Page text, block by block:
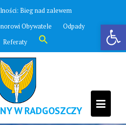
Otwórz pasek narzędzi
Bieg nad zalewem
Obywatele
Odpady
Referaty Search
for:
Search Button
W RADGOSZCZY